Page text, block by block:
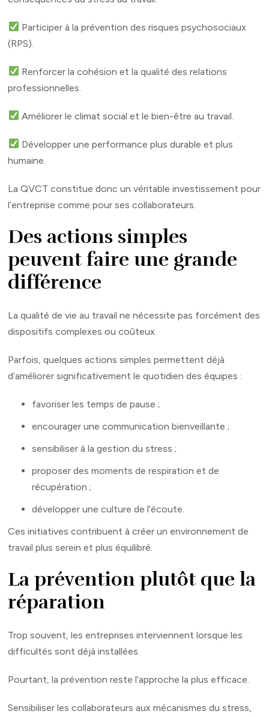
Participer à la prévention des risques psychosociaux
(RPS).
Renforcer la cohésion et la qualité des relations
professionnelles.
Améliorer le climat social et le bien-être au travail.
Développer une performance plus durable et plus
humaine.
La QVCT constitue donc un véritable investissement pour
l’entreprise comme pour ses collaborateurs.
Des actions simples
peuvent faire une grande
différence
La qualité de vie au travail ne nécessite pas forcément des
dispositifs complexes ou coûteux.
Parfois, quelques actions simples permettent déjà
d’améliorer significativement le quotidien des équipes :
favoriser les temps de pause ;
encourager une communication bienveillante ;
sensibiliser à la gestion du stress ;
proposer des moments de respiration et de
récupération ;
développer une culture de l’écoute.
Ces initiatives contribuent à créer un environnement de
travail plus serein et plus équilibré.
La prévention plutôt que la
réparation
Trop souvent, les entreprises interviennent lorsque les
difficultés sont déjà installées.
Pourtant, la prévention reste l’approche la plus efficace.
Sensibiliser les collaborateurs aux mécanismes du stress,